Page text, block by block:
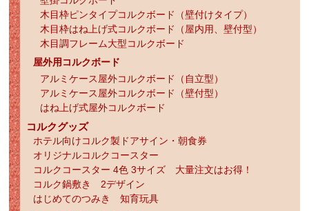
木目枠ピンタイプコルクボード（壁付けタイプ）
木目枠はね上げ式コルクボード（屋内用、壁付型）
木目調フレーム大型コルクボード
屋外用コルクボード
アルミケース屋外コルクボード（自立型）
アルミケース屋外コルクボード（壁付型）
はね上げ式屋外コルクボード
コルクグッズ
ホテル向けコルク製ドアサイン・朝食券
オリジナルコルクコースター
コルクコースター 4色 3サイズ 大量注文はお得！
コルク鍋敷き 2デザイン
はじめてのつみき 知育玩具